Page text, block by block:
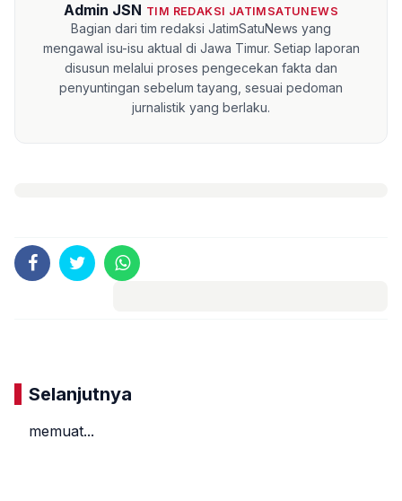
Admin JSN TIM REDAKSI JATIMSATUNEWS
Bagian dari tim redaksi JatimSatuNews yang
mengawal isu-isu aktual di Jawa Timur. Setiap laporan
disusun melalui proses pengecekan fakta dan
penyuntingan sebelum tayang, sesuai pedoman
jurnalistik yang berlaku.
Selanjutnya
memuat...